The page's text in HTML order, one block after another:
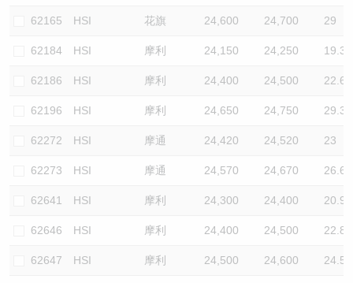
62165 HSI 花旗 24,600 24,700 29
62184 HSI 摩利 24,150 24,250 19.3
62186 HSI 摩利 24,400 24,500 22.6
62196 HSI 摩利 24,650 24,750 29.3
62272 HSI 摩通 24,420 24,520 23
62273 HSI 摩通 24,570 24,670 26.6
62641 HSI 摩利 24,300 24,400 20.9
62646 HSI 摩利 24,400 24,500 22.8
62647 HSI 摩利 24,500 24,600 24.5